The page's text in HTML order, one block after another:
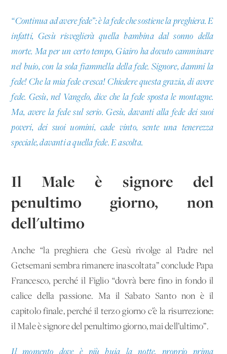
“Continua ad avere fede”: è la fede che sostiene la preghiera. E
infatti, Gesù risveglierà quella bambina dal sonno della
morte. Ma per un certo tempo, Giairo ha dovuto camminare
nel buio, con la sola fiammella della fede. Signore, dammi la
fede! Che la mia fede cresca! Chiedere questa grazia, di avere
fede. Gesù, nel Vangelo, dice che la fede sposta le montagne.
Ma, avere la fede sul serio. Gesù, davanti alla fede dei suoi
poveri, dei suoi uomini, cade vinto, sente una tenerezza
speciale, davanti a quella fede. E ascolta.
Il Male è signore del
penultimo giorno, non
dell'ultimo
Anche “la preghiera che Gesù rivolge al Padre nel
Getsemani sembra rimanere inascoltata” conclude Papa
Francesco, perché il Figlio “dovrà bere fino in fondo il
calice della passione. Ma il Sabato Santo non è il
capitolo finale, perché il terzo giorno c’è la risurrezione:
il Male è signore del penultimo giorno, mai dell’ultimo”.
Il momento dove è più buia la notte, proprio prima